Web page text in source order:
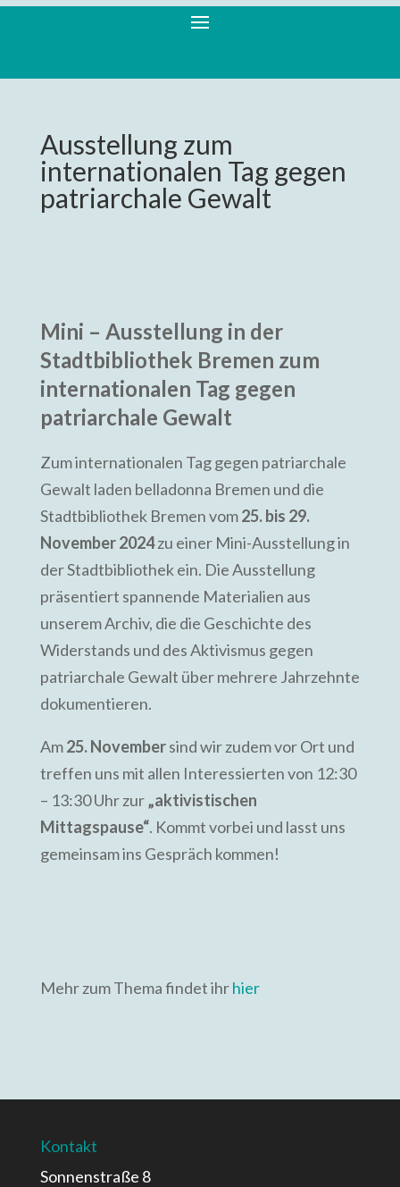
Ausstellung zum
internationalen Tag gegen
patriarchale Gewalt
Mini – Ausstellung in der
Stadtbibliothek Bremen zum
internationalen Tag gegen
patriarchale Gewalt
Zum internationalen Tag gegen patriarchale
Gewalt laden belladonna Bremen und die
Stadtbibliothek Bremen vom25. bis 29.
November 2024zu einer Mini-Ausstellung in
der Stadtbibliothek ein. Die Ausstellung
präsentiert spannende Materialien aus
unserem Archiv, die die Geschichte des
Widerstands und des Aktivismus gegen
patriarchale Gewalt über mehrere Jahrzehnte
dokumentieren.
Am25. Novembersind wir zudem vor Ort und
treffen uns mit allen Interessierten von 12:30
– 13:30 Uhr zur„aktivistischen
Mittagspause“. Kommt vorbei und lasst uns
gemeinsam ins Gespräch kommen!
Mehr zum Thema findet ihrhier
Kontakt
Sonnenstraße 8